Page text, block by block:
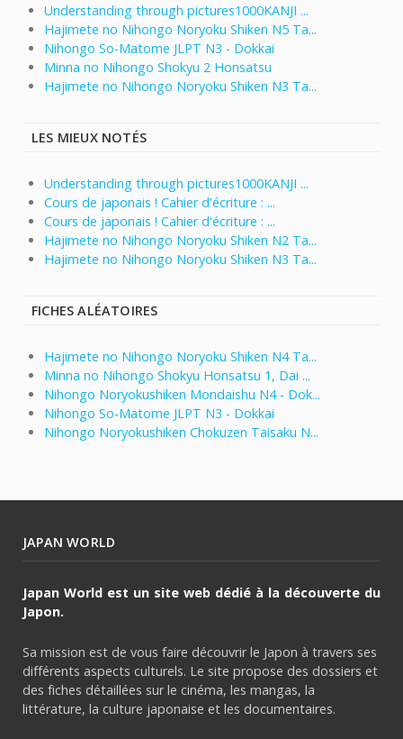
Understanding through pictures1000KANJI ...
Hajimete no Nihongo Noryoku Shiken N5 Ta...
Nihongo So-Matome JLPT N3 - Dokkai
Minna no Nihongo Shokyu 2 Honsatsu
Hajimete no Nihongo Noryoku Shiken N3 Ta...
LES MIEUX NOTÉS
Understanding through pictures1000KANJI ...
Cours de japonais ! Cahier d'écriture : ...
Cours de japonais ! Cahier d'écriture : ...
Hajimete no Nihongo Noryoku Shiken N2 Ta...
Hajimete no Nihongo Noryoku Shiken N3 Ta...
FICHES ALÉATOIRES
Hajimete no Nihongo Noryoku Shiken N4 Ta...
Minna no Nihongo Shokyu Honsatsu 1, Dai ...
Nihongo Noryokushiken Mondaishu N4 - Dok...
Nihongo So-Matome JLPT N3 - Dokkai
Nihongo Noryokushiken Chokuzen Taisaku N...
JAPAN WORLD
Japan World est un site web dédié à la découverte du
Japon.
Sa mission est de vous faire découvrir le Japon à travers ses
différents aspects culturels. Le site propose des dossiers et
des fiches détaillées sur le cinéma, les mangas, la
littérature, la culture japonaise et les documentaires.